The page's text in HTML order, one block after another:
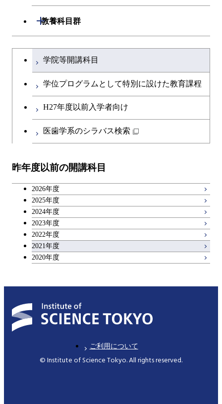
教養科目群
開閉
文系教養科目
英語科目
第二外国語科目
キャリア科目
大学院課程を切り替える
学院等開講科目
学位プログラムとして特別に設けた教育課程
H27年度以前入学者向け
医歯学系のシラバス検索
昨年度以前の開講科目
2026年度
2025年度
2024年度
2023年度
2022年度
2021年度
2020年度
ご利用について
© Institute of Science Tokyo. All rights reserved.